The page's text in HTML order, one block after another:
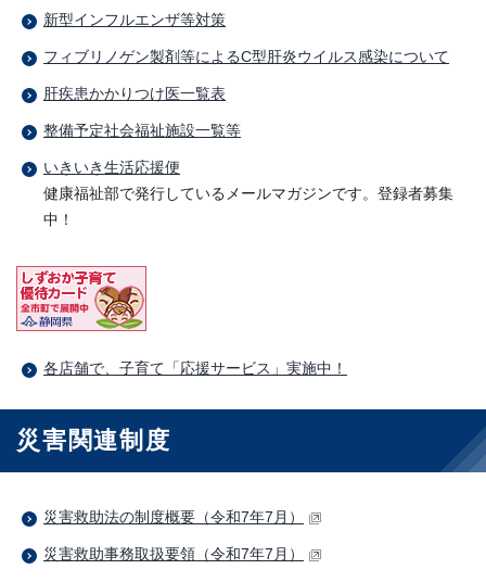
新型インフルエンザ等対策
フィブリノゲン製剤等によるC型肝炎ウイルス感染について
肝疾患かかりつけ医一覧表
整備予定社会福祉施設一覧等
いきいき生活応援便
健康福祉部で発行しているメールマガジンです。登録者募集
中！
各店舗で、子育て「応援サービス」実施中！
災害関連制度
災害救助法の制度概要（令和7年7月）
災害救助事務取扱要領（令和7年7月）